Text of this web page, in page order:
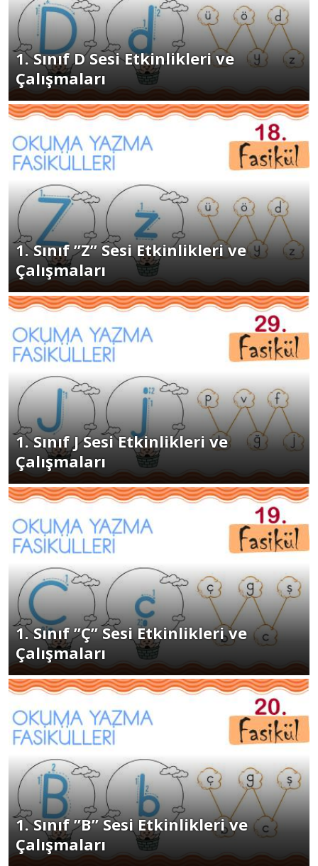
1. Sınıf D Sesi Etkinlikleri ve
Çalışmaları
1. Sınıf ”Z” Sesi Etkinlikleri ve
Çalışmaları
1. Sınıf J Sesi Etkinlikleri ve
Çalışmaları
1. Sınıf ”Ç” Sesi Etkinlikleri ve
Çalışmaları
1. Sınıf ”B” Sesi Etkinlikleri ve
Çalışmaları